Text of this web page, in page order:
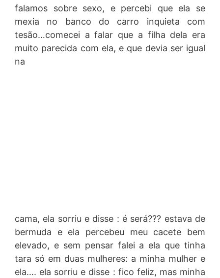
falamos sobre sexo, e percebi que ela se
mexia no banco do carro inquieta com
tesão…comecei a falar que a filha dela era
muito parecida com ela, e que devia ser igual
na
cama, ela sorriu e disse : é será??? estava de
bermuda e ela percebeu meu cacete bem
elevado, e sem pensar falei a ela que tinha
tara só em duas mulheres: a minha mulher e
ela…. ela sorriu e disse : fico feliz, mas minha